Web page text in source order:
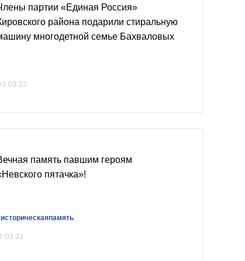
партии «Единая Россия»
района подарили стиральную
многодетной семье Бахваловых
память павшим героям
пятачка»!